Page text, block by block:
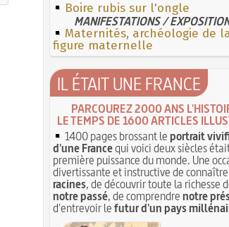
Boire rubis sur l'ongle
MANIFESTATIONS /
Maternités, archéologie de
figure maternelle
IL ÉTAIT UNE FRANCE
PARCOUREZ 2000 ANS
LE TEMPS DE 1600 ARTICLES
1400 pages brossant leportrait
d'une Francequi voici deux siècles
première puissance du monde. Une
divertissante et instructive de connaître
racines, de découvrir toute la richesse
notre passé, de comprendrenotre
d'entrevoir lefutur d'un pays